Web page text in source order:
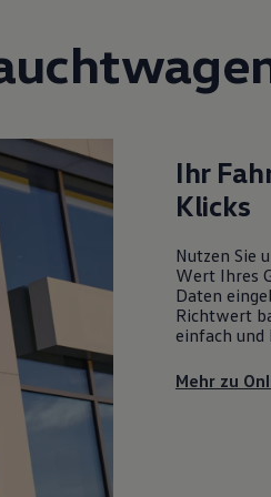
Ihr
Klicks
Nutzen Sie
Wert Ihres
Daten
Richtwert
einfach
Mehr zu